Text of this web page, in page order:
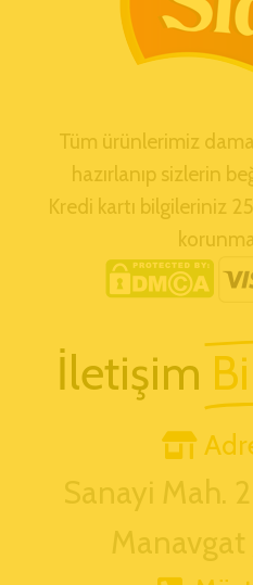
Tüm ürünlerimiz
hazırlanıp sizlerin
Kredi kartı bilgileriniz
İletişim
Sanayi Mah.